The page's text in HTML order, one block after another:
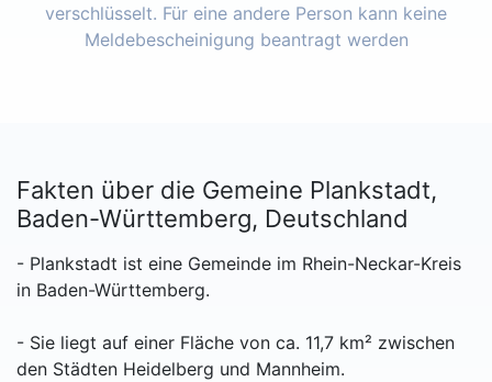
verschlüsselt. Für eine andere Person kann keine
Meldebescheinigung beantragt werden
Fakten über die Gemeine Plankstadt,
Baden-Württemberg, Deutschland
- Plankstadt ist eine Gemeinde im Rhein-Neckar-Kreis
in Baden-Württemberg.
- Sie liegt auf einer Fläche von ca. 11,7 km² zwischen
den Städten Heidelberg und Mannheim.